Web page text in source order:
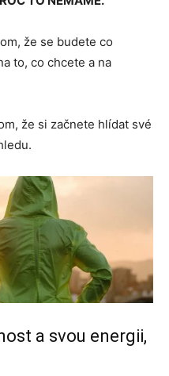
že se budete co
to, co chcete a na
že si začnete hlídat své
a svou energii,